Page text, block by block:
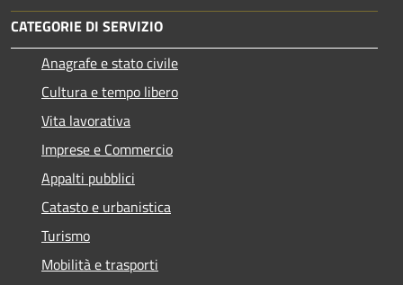
CATEGORIE DI SERVIZIO
Anagrafe e stato civile
Cultura e tempo libero
Vita lavorativa
Imprese e Commercio
Appalti pubblici
Catasto e urbanistica
Turismo
Mobilità e trasporti